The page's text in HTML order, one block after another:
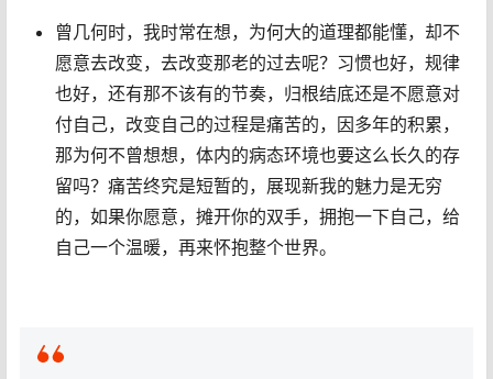
曾几何时，我时常在想，为何大的道理都能懂，却不
愿意去改变，去改变那老的过去呢？习惯也好，规律
也好，还有那不该有的节奏，归根结底还是不愿意对
付自己，改变自己的过程是痛苦的，因多年的积累，
那为何不曾想想，体内的病态环境也要这么长久的存
留吗？痛苦终究是短暂的，展现新我的魅力是无穷
的，如果你愿意，摊开你的双手，拥抱一下自己，给
自己一个温暖，再来怀抱整个世界。